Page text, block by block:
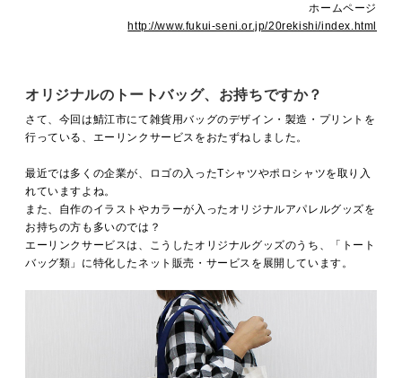
ホームページ
http://www.fukui-seni.or.jp/20rekishi/index.html
オリジナルのトートバッグ、お持ちですか？
さて、今回は鯖江市にて雑貨用バッグのデザイン・製造・プリントを
行っている、エーリンクサービスをおたずねしました。
最近では多くの企業が、ロゴの入ったTシャツやポロシャツを取り入
れていますよね。
また、自作のイラストやカラーが入ったオリジナルアパレルグッズを
お持ちの方も多いのでは？
エーリンクサービスは、こうしたオリジナルグッズのうち、「トート
バッグ類」に特化したネット販売・サービスを展開しています。